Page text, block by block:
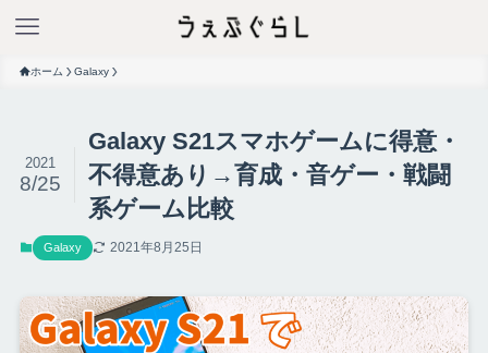
ホーム Galaxy
Galaxy S21スマホゲームに得意・
不得意あり→育成・音ゲー・戦闘
系ゲーム比較
2021
8/25
Galaxy 2021年8月25日